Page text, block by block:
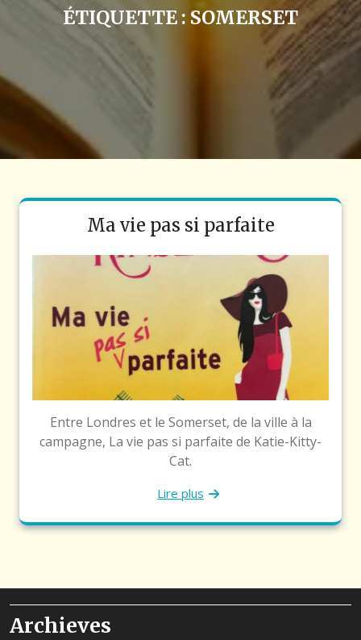
ÉTIQUETTE : SOMERSET
Ma vie pas si parfaite
Entre Londres et le Somerset, de la ville à la
campagne, La vie pas si parfaite de Katie-Kitty-
Cat.
Lire plus
Archieves